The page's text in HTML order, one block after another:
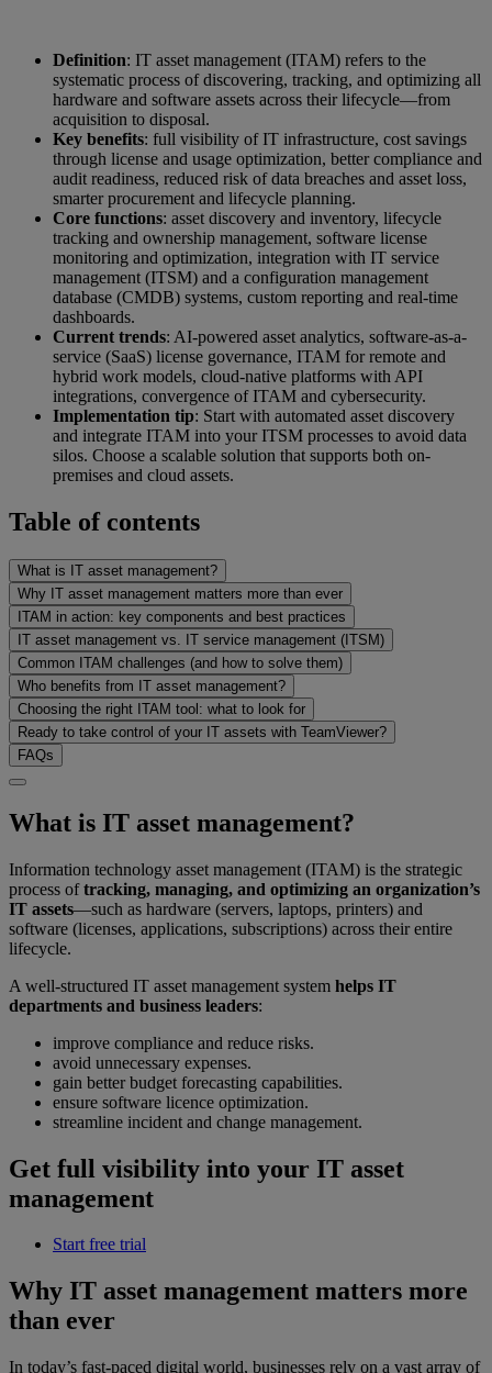
Definition: IT asset management (ITAM) refers to the
systematic process of discovering, tracking, and optimizing all
hardware and software assets across their lifecycle—from
acquisition to disposal.
Key benefits: full visibility of IT infrastructure, cost savings
through license and usage optimization, better compliance and
audit readiness, reduced risk of data breaches and asset loss,
smarter procurement and lifecycle planning.
Core functions: asset discovery and inventory, lifecycle
tracking and ownership management, software license
monitoring and optimization, integration with IT service
management (ITSM) and a configuration management
database (CMDB) systems, custom reporting and real-time
dashboards.
Current trends: AI-powered asset analytics, software-as-a-
service (SaaS) license governance, ITAM for remote and
hybrid work models, cloud-native platforms with API
integrations, convergence of ITAM and cybersecurity.
Implementation tip: Start with automated asset discovery
and integrate ITAM into your ITSM processes to avoid data
silos. Choose a scalable solution that supports both on-
premises and cloud assets.
Table of contents
What is IT asset management?
Why IT asset management matters more than ever
ITAM in action: key components and best practices
IT asset management vs. IT service management (ITSM)
Common ITAM challenges (and how to solve them)
Who benefits from IT asset management?
Choosing the right ITAM tool: what to look for
Ready to take control of your IT assets with TeamViewer?
FAQs
What is IT asset management?
Information technology asset management (ITAM) is the strategic
process oftracking, managing, and optimizing an organization’s
IT assets—such as hardware (servers, laptops, printers) and
software (licenses, applications, subscriptions) across their entire
lifecycle.
A well-structured IT asset management system helps IT
departments and business leaders:
improve compliance and reduce risks.
avoid unnecessary expenses.
gain better budget forecasting capabilities.
ensure software licence optimization.
streamline incident and change management.
Get full visibility into your IT asset
management
Start free trial
Why IT asset management matters more
than ever
In today’s fast-paced digital world, businesses rely on a vast array of